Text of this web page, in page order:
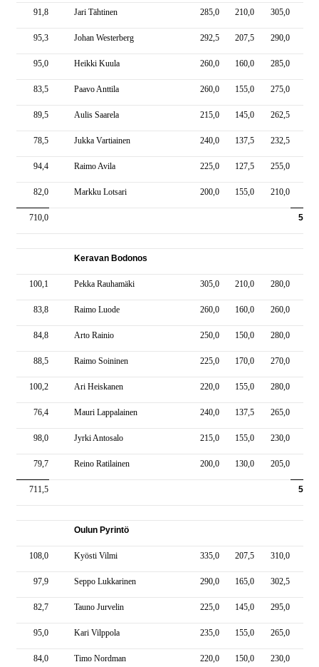
91,8 Jari Tähtinen 285,0 210,0 305,0
95,3 Johan Westerberg 292,5 207,5 290,0
95,0 Heikki Kuula 260,0 160,0 285,0
83,5 Paavo Anttila 260,0 155,0 275,0
89,5 Aulis Saarela 215,0 145,0 262,5
78,5 Jukka Vartiainen 240,0 137,5 232,5
94,4 Raimo Avila 225,0 127,5 255,0
82,0 Markku Lotsari 200,0 155,0 210,0
710,0
Keravan Bodonos
100,1 Pekka Rauhamäki 305,0 210,0 280,0
83,8 Raimo Luode 260,0 160,0 260,0
84,8 Arto Rainio 250,0 150,0 280,0
88,5 Raimo Soininen 225,0 170,0 270,0
100,2 Ari Heiskanen 220,0 155,0 280,0
76,4 Mauri Lappalainen 240,0 137,5 265,0
98,0 Jyrki Antosalo 215,0 155,0 230,0
79,7 Reino Ratilainen 200,0 130,0 205,0
711,5
Oulun Pyrintö
108,0 Kyösti Vilmi 335,0 207,5 310,0
97,9 Seppo Lukkarinen 290,0 165,0 302,5
82,7 Tauno Jurvelin 225,0 145,0 295,0
95,0 Kari Vilppola 235,0 155,0 265,0
84,0 Timo Nordman 220,0 150,0 230,0